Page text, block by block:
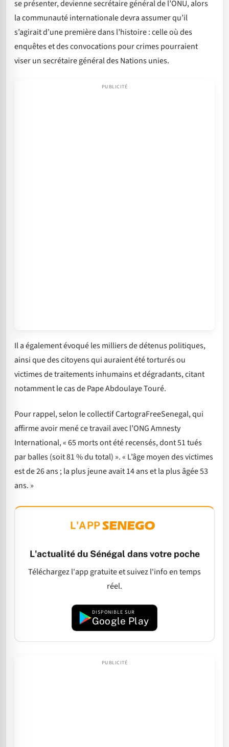
se présenter, devienne secrétaire général de l’ONU, alors
la communauté internationale devra assumer qu’il
s’agirait d’une première dans l’histoire : celle où des
enquêtes et des convocations pour crimes pourraient
viser un secrétaire général des Nations unies.
Il a également évoqué les milliers de détenus politiques,
ainsi que des citoyens qui auraient été torturés ou
victimes de traitements inhumains et dégradants, citant
notamment le cas de Pape Abdoulaye Touré.
Pour rappel, selon le collectif CartograFreeSenegal, qui
affirme avoir mené ce travail avec l’ONG Amnesty
International, « 65 morts ont été recensés, dont 51 tués
par balles (soit 81 % du total) ». « L’âge moyen des victimes
est de 26 ans ; la plus jeune avait 14 ans et la plus âgée 53
ans. »
L'APP
L'actualité du Sénégal dans votre poche
Téléchargez l'app gratuite et suivez l'info en temps
réel.
DISPONIBLE SUR
Google Play